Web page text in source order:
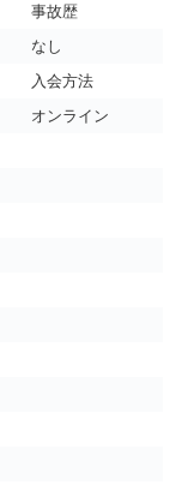
事故歴
なし
入会方法
オンライン